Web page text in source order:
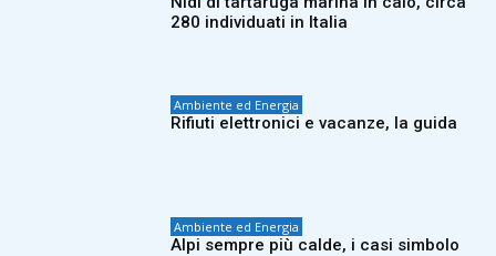
280 individuati in Italia
Ambiente ed Energia
Rifiuti elettronici e vacanze, la guida
Ambiente ed Energia
Alpi sempre più calde, i casi simbolo